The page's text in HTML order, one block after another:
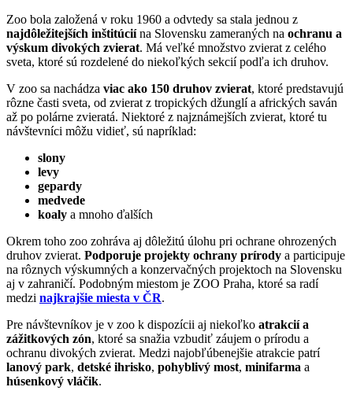
Zoo bola založená v roku 1960 a odvtedy sa stala jednou z
najdôležitejších inštitúciína Slovensku zameraných na ochranu a
výskum divokých zvierat. Má veľké množstvo zvierat z celého
sveta, ktoré sú rozdelené do niekoľkých sekcií podľa ich druhov.
V zoo sa nachádza viac ako 150 druhov zvierat, ktoré predstavujú
rôzne časti sveta, od zvierat z tropických džunglí a afrických saván
až po polárne zvieratá. Niektoré z najznámejších zvierat, ktoré tu
návštevníci môžu vidieť, sú napríklad:
slony
levy
gepardy
medvede
koaly a mnoho ďalších
Okrem toho zoo zohráva aj dôležitú úlohu pri ochrane ohrozených
druhov zvierat. Podporuje projekty ochrany prírody a participuje
na rôznych výskumných a konzervačných projektoch na Slovensku
aj v zahraničí. Podobným miestom je ZOO Praha, ktoré sa radí
medzi najkrajšie miesta v ČR.
Pre návštevníkov je v zoo k dispozícii aj niekoľko atrakcií a
zážitkových zón, ktoré sa snažia vzbudiť záujem o prírodu a
ochranu divokých zvierat. Medzi najobľúbenejšie atrakcie patrí
lanový park, detské ihrisko, pohyblivý most, minifarma a
húsenkový vláčik.